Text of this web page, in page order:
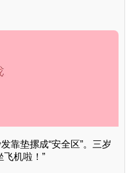
靠垫摞成“安全区”。三岁
飞机啦！”